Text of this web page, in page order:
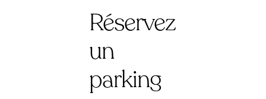
Réservez
un
parking